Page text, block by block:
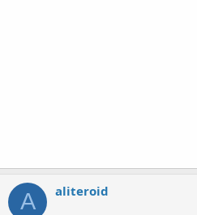
A aliteroid